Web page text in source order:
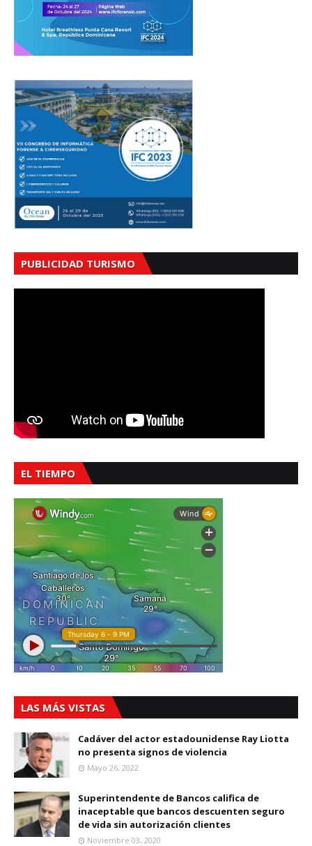
PUBLICIDAD TURISMO
EL TIEMPO
LAS MÁS VISTAS
Cadáver del actor estadounidense Ray Liotta
no presenta signos de violencia
Mayo 26, 2022
Superintendente de Bancos califica de
inaceptable que bancos descuenten seguro
de vida sin autorización clientes
Noviembre 03, 2020